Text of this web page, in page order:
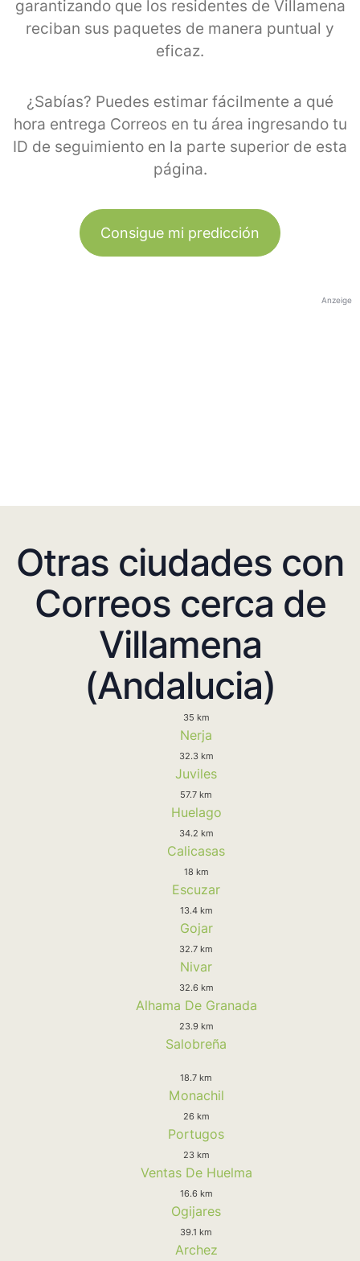
garantizando que los residentes de Villamena
reciban sus paquetes de manera puntual y
eficaz.
¿Sabías? Puedes estimar fácilmente a qué
hora entrega Correos en tu área ingresando tu
ID de seguimiento en la parte superior de esta
página.
Consigue mi predicción
Anzeige
Otras ciudades con
Correos cerca de
Villamena
(Andalucia)
35 km
Nerja
32.3 km
Juviles
57.7 km
Huelago
34.2 km
Calicasas
18 km
Escuzar
13.4 km
Gojar
32.7 km
Nivar
32.6 km
Alhama De Granada
23.9 km
Salobreña
18.7 km
Monachil
26 km
Portugos
23 km
Ventas De Huelma
16.6 km
Ogijares
39.1 km
Archez